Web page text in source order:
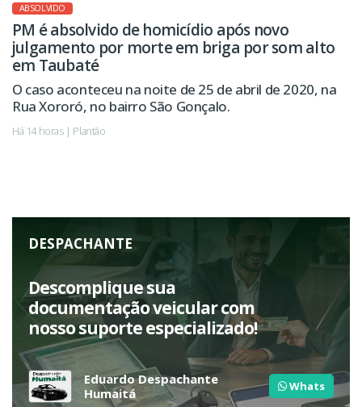
ABSOLVIDO
PM é absolvido de homicídio após novo
julgamento por morte em briga por som alto
em Taubaté
O caso aconteceu na noite de 25 de abril de 2020, na
Rua Xororó, no bairro São Gonçalo.
Há 14 horas | Plantão
DESPACHANTE
Descomplique sua
documentação veicular com
nosso suporte especializado!
Eduardo Despachante
Humaitá
Whats